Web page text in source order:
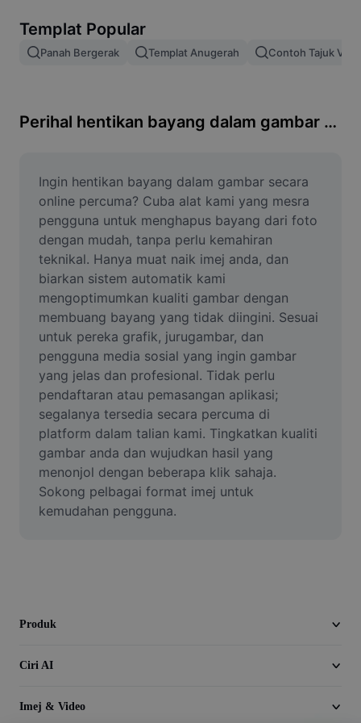
Gabungan imej
Ubah Saiz Imej
Penjana Meme
AI Text Remover
AI People Remover
AI Inpainting
Face Cutout
Video
Alih keluar latar video
Pertingkat kualiti
Editor Video
Pangkas Video
Templat Popular
Panah Bergerak Templat Anugerah Contoh Tajuk
Perihal hentikan bayang dalam gambar online percuma
Ingin hentikan bayang dalam gambar secara
online percuma? Cuba alat kami yang mesra
pengguna untuk menghapus bayang dari foto
dengan mudah, tanpa perlu kemahiran
teknikal. Hanya muat naik imej anda, dan
biarkan sistem automatik kami
mengoptimumkan kualiti gambar dengan
membuang bayang yang tidak diingini. Sesuai
untuk pereka grafik, jurugambar, dan
pengguna media sosial yang ingin gambar
yang jelas dan profesional. Tidak perlu
pendaftaran atau pemasangan aplikasi;
segalanya tersedia secara percuma di
platform dalam talian kami. Tingkatkan kualiti
gambar anda dan wujudkan hasil yang
menonjol dengan beberapa klik sahaja.
Sokong pelbagai format imej untuk
kemudahan pengguna.
Produk
Ciri AI
Imej & Video